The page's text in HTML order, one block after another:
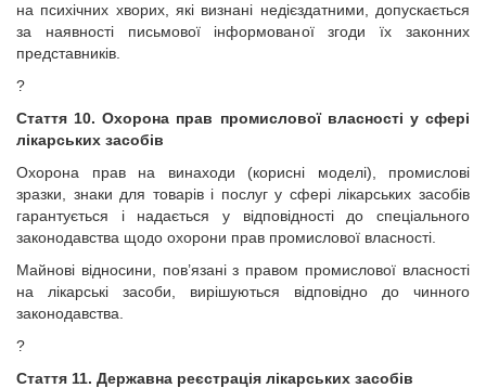
на психічних хворих, які визнані недієздатними, допускається
за наявності письмової інформованої згоди їх законних
представників.
?
Стаття 10. Охорона прав промислової власності у сфері
лікарських засобів
Охорона прав на винаходи (корисні моделі), промислові
зразки, знаки для товарів і послуг у сфері лікарських засобів
гарантується і надається у відповідності до спеціального
законодавства щодо охорони прав промислової власності.
Майнові відносини, пов’язані з правом промислової власності
на лікарські засоби, вирішуються відповідно до чинного
законодавства.
?
Стаття 11. Державна реєстрація лікарських засобів